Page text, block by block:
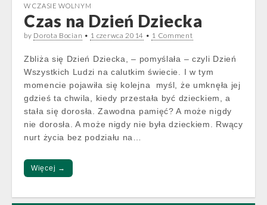
W CZASIE WOLNYM
Czas na Dzień Dziecka
by Dorota Bocian • 1 czerwca 2014 • 1 Comment
Zbliża się Dzień Dziecka, – pomyślała – czyli Dzień
Wszystkich Ludzi na calutkim świecie. I w tym
momencie pojawiła się kolejna myśl, że umknęła jej
gdzieś ta chwila, kiedy przestała być dzieckiem, a
stała się dorosła. Zawodna pamięć? A może nigdy
nie dorosła. A może nigdy nie była dzieckiem. Rwący
nurt życia bez podziału na…
Więcej →